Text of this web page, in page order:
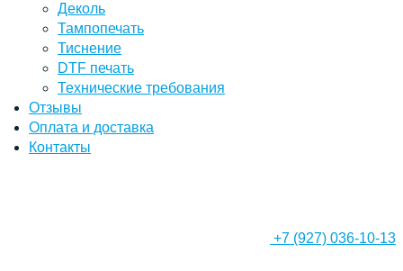
Деколь
Тампопечать
Тиснение
DTF печать
Технические требования
Отзывы
Оплата и доставка
Контакты
+7 (927) 036-10-13